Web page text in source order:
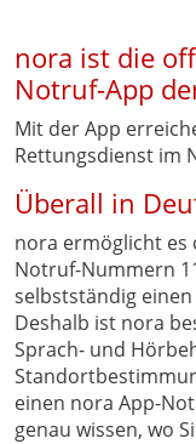
nora ist die
Notruf-App
Mit der App
Rettungsdienst im
Überall in
nora ermöglicht es
Notruf-Nummern
selbstständig
Deshalb ist nora
Sprach- und
einen nora App-
genau wissen, wo